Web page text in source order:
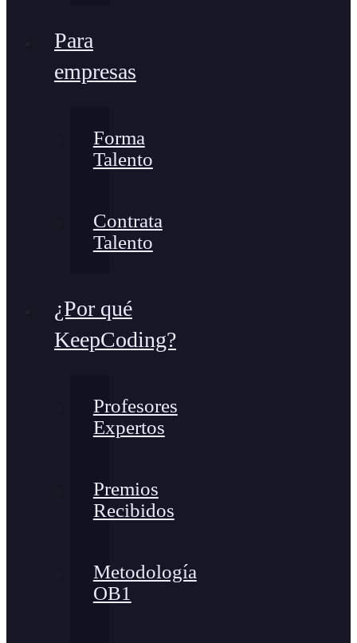
Para
empresas
Forma
Talento
Contrata
Talento
¿Por qué
KeepCoding?
Profesores
Expertos
Premios
Recibidos
Metodología
OB1